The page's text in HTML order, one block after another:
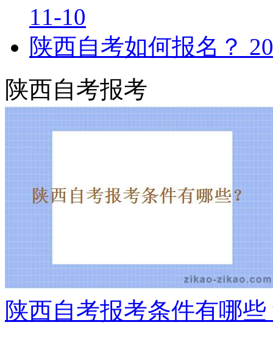
11-10
陕西自考如何报名？
陕西自考报考
陕西自考报考条件有哪些